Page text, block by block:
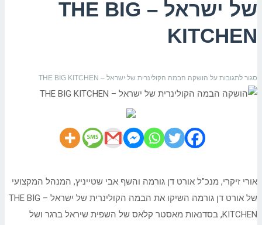
של ישראל – THE BIG
KITCHEN
סגור לתגובות על הושקה הבמה הקולינרית של ישראל – THE BIG KITCHEN
אורי זיקרי, מנכ"ל אורט דן גורמה והשף אבי שטייניץ, המנהל המקצועי
של אורט דן גורמה השיקו את הבמה הקולינרית של ישראל – THE BIG
KITCHEN, בסדנאות מאסטר קלאס של השפית שיראל ברגר ושל